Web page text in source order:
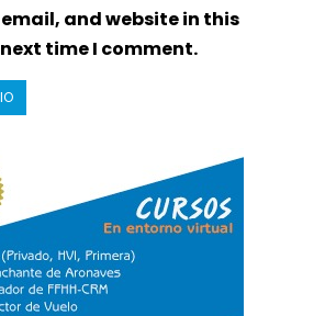
and website in this
time I comment.